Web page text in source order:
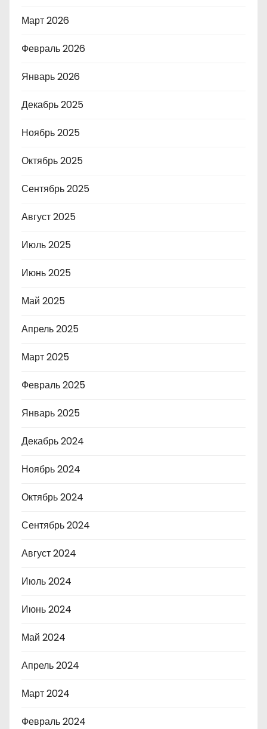
Март 2026
Февраль 2026
Январь 2026
Декабрь 2025
Ноябрь 2025
Октябрь 2025
Сентябрь 2025
Август 2025
Июль 2025
Июнь 2025
Май 2025
Апрель 2025
Март 2025
Февраль 2025
Январь 2025
Декабрь 2024
Ноябрь 2024
Октябрь 2024
Сентябрь 2024
Август 2024
Июль 2024
Июнь 2024
Май 2024
Апрель 2024
Март 2024
Февраль 2024